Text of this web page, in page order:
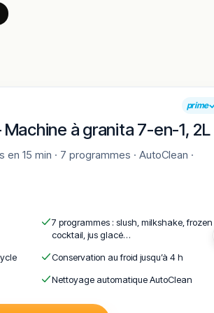
qui apprécie de ne jamais retrouver la
la station balnéaire, avec un ticket
rapidement complète.
parfois serrées, conséquence directe
prime
à granita 7-en-1, 2L
7 programmes : slush, milkshake, frozen
cocktail, jus glacé…
Conservation au froid jusqu’à 4 h
Nettoyage automatique AutoClean